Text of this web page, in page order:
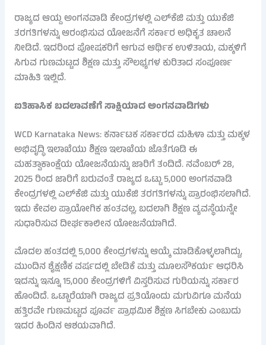
ರಾಜ್ಯದ ಆಯ್ದ ಅಂಗನವಾಡಿ ಕೇಂದ್ರಗಳಲ್ಲಿ ಎಲ್‌ಕೆಜಿ ಮತ್ತು ಯುಕೆಜಿ
ತರಗತಿಗಳನ್ನು ಆರಂಭಿಸುವ ಯೋಜನೆಗೆ ಸರ್ಕಾರ ಅಧಿಕೃತ ಚಾಲನೆ
ನೀಡಿದೆ. ಇದರಿಂದ ಪೋಷಕರಿಗೆ ಆಗುವ ಆರ್ಥಿಕ ಉಳಿತಾಯ, ಮಕ್ಕಳಿಗೆ
ಸಿಗುವ ಗುಣಮಟ್ಟದ ಶಿಕ್ಷಣ ಮತ್ತು ಸೌಲಭ್ಯಗಳ ಕುರಿತಾದ ಸಂಪೂರ್ಣ
ಮಾಹಿತಿ ಇಲ್ಲಿದೆ.
ಐತಿಹಾಸಿಕ ಬದಲಾವಣೆಗೆ ಸಾಕ್ಷಿಯಾದ ಅಂಗನವಾಡಿಗಳು
WCD Karnataka News: ಕರ್ನಾಟಕ ಸರ್ಕಾರದ ಮಹಿಳಾ ಮತ್ತು ಮಕ್ಕಳ
ಅಭಿವೃದ್ಧಿ ಇಲಾಖೆಯು ಶಿಕ್ಷಣ ಇಲಾಖೆಯ ಜೊತೆಗೂಡಿ ಈ
ಮಹತ್ವಾಕಾಂಕ್ಷೆಯ ಯೋಜನೆಯನ್ನು ಜಾರಿಗೆ ತಂದಿದೆ. ನವೆಂಬರ್ 28,
2025 ರಿಂದ ಜಾರಿಗೆ ಬರುವಂತೆ ರಾಜ್ಯದ ಒಟ್ಟು 5,000 ಅಂಗನವಾಡಿ
ಕೇಂದ್ರಗಳಲ್ಲಿ ಎಲ್‌ಕೆಜಿ ಮತ್ತು ಯುಕೆಜಿ ತರಗತಿಗಳನ್ನು ಪ್ರಾರಂಭಿಸಲಾಗಿದೆ.
ಇದು ಕೇವಲ ಪ್ರಾಯೋಗಿಕ ಹಂತವಲ್ಲ, ಬದಲಾಗಿ ಶಿಕ್ಷಣ ವ್ಯವಸ್ಥೆಯನ್ನೇ
ಸುಧಾರಿಸುವ ದೀರ್ಘಕಾಲೀನ ಯೋಜನೆಯಾಗಿದೆ.
ಮೊದಲ ಹಂತದಲ್ಲಿ 5,000 ಕೇಂದ್ರಗಳನ್ನು ಆಯ್ಕೆ ಮಾಡಿಕೊಳ್ಳಲಾಗಿದ್ದು,
ಮುಂದಿನ ಶೈಕ್ಷಣಿಕ ವರ್ಷದಲ್ಲಿ ಬೇಡಿಕೆ ಮತ್ತು ಮೂಲಸೌಕರ್ಯ ಆಧರಿಸಿ
ಇದನ್ನು ಇನ್ನೂ 15,000 ಕೇಂದ್ರಗಳಿಗೆ ವಿಸ್ತರಿಸುವ ಗುರಿಯನ್ನು ಸರ್ಕಾರ
ಹೊಂದಿದೆ. ಒಟ್ಟಾರೆಯಾಗಿ ರಾಜ್ಯದ ಪ್ರತಿಯೊಂದು ಮಗುವಿಗೂ ಮನೆಯ
ಹತ್ತಿರವೇ ಗುಣಮಟ್ಟದ ಪೂರ್ವ ಪ್ರಾಥಮಿಕ ಶಿಕ್ಷಣ ಸಿಗಬೇಕು ಎಂಬುದು
ಇದರ ಹಿಂದಿನ ಆಶಯವಾಗಿದೆ.